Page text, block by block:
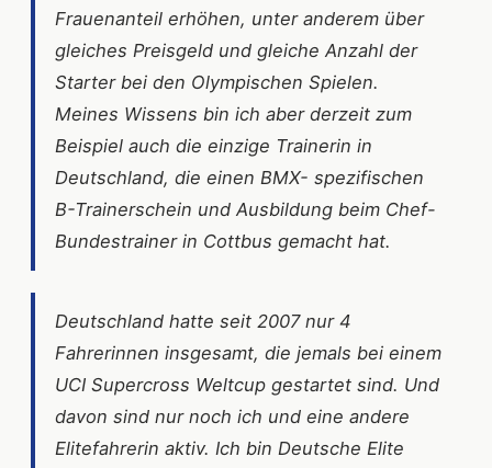
Frauenanteil erhöhen, unter anderem über
gleiches Preisgeld und gleiche Anzahl der
Starter bei den Olympischen Spielen.
Meines Wissens bin ich aber derzeit zum
Beispiel auch die einzige Trainerin in
Deutschland, die einen BMX- spezifischen
B-Trainerschein und Ausbildung beim Chef-
Bundestrainer in Cottbus gemacht hat.
Deutschland hatte seit 2007 nur 4
Fahrerinnen insgesamt, die jemals bei einem
UCI Supercross Weltcup gestartet sind. Und
davon sind nur noch ich und eine andere
Elitefahrerin aktiv. Ich bin Deutsche Elite